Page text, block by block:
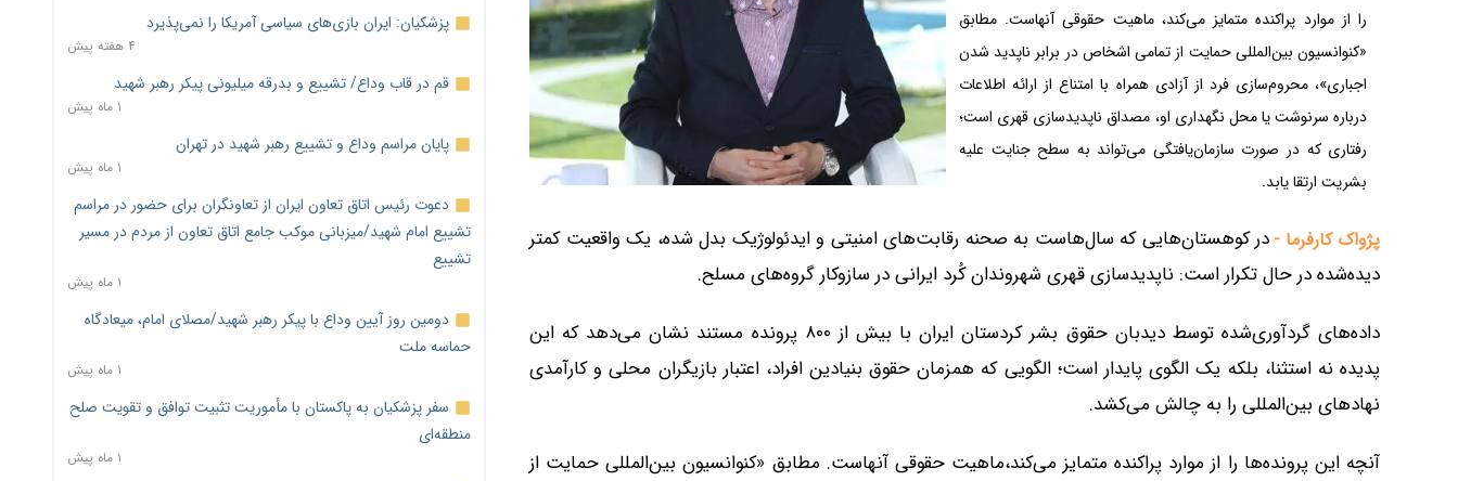
را از موارد پراکنده متمایز می‌کند، ماهیت حقوقی آنهاست. مطابق
«کنوانسیون بین‌المللی حمایت از تمامی اشخاص در برابر ناپدید شدن
اجباری»، محروم‌سازی فرد از آزادی همراه با امتناع از ارائه اطلاعات
درباره سرنوشت یا محل نگهداری او، مصداق ناپدیدسازی قهری است؛
رفتاری که در صورت سازمان‌یافتگی می‌تواند به سطح جنایت علیه
بشریت ارتقا یابد.
پژواک کارفرما - در کوهستان‌هایی که سال‌هاست به صحنه رقابت‌های امنیتی و ایدئولوژیک بدل شده، یک واقعیت کمتر
دیده‌شده در حال تکرار است: ناپدیدسازی قهری شهروندان کُرد ایرانی در سازوکار گروه‌های مسلح.
داده‌های گردآوری‌شده توسط دیدبان حقوق بشر کردستان ایران با بیش از ۸۰۰ پرونده مستند نشان می‌دهد که این
پدیده نه استثنا، بلکه یک الگوی پایدار است؛ الگویی که همزمان حقوق بنیادین افراد، اعتبار بازیگران محلی و کارآمدی
نهادهای بین‌المللی را به چالش می‌کشد.
آنچه این پرونده‌ها را از موارد پراکنده متمایز می‌کند،ماهیت حقوقی آنهاست. مطابق «کنوانسیون بین‌المللی حمایت از
پزشکیان: ایران بازی‌های سیاسی آمریکا را نمی‌پذیرد
۴ هفته پیش
قم در قاب وداع/ تشییع و بدرقه میلیونی پیکر رهبر شهید
۱ ماه پیش
پایان مراسم وداع و تشییع رهبر شهید در تهران
۱ ماه پیش
دعوت رئیس اتاق تعاون ایران از تعاونگران برای حضور در مراسم
تشییع امام شهید/میزبانی موکب جامع اتاق تعاون از مردم در مسیر
تشییع
۱ ماه پیش
دومین روز آیین وداع با پیکر رهبر شهید/مصلای امام، میعادگاه
حماسه ملت
۱ ماه پیش
سفر پزشکیان به پاکستان با مأموریت تثبیت توافق و تقویت صلح
منطقه‌ای
۱ ماه پیش